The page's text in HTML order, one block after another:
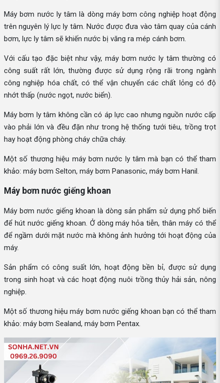
Máy bơm nước ly tâm là dòng máy bơm công nghiệp hoạt động
trên nguyên lý lực ly tâm. Nước được đưa vào tâm quay của cánh
bơm, lực ly tâm sẽ khiến nước bị văng ra mép cánh bơm.
Với cấu tạo đặc biệt như vậy, máy bơm nước ly tâm thường có
công suất rất lớn, thường được sử dụng rộng rãi trong ngành
công nghiệp hóa chất, có thể vận chuyển các chất lỏng có độ
nhớt thấp (nước ngọt, nước biển).
Máy bơm ly tâm không cần có áp lực cao nhưng nguồn nước cấp
vào phải lớn và đều đặn như trong hệ thống tưới tiêu, trồng trọt
hay hoạt động phòng cháy chữa cháy.
Một số thương hiệu máy bơm nước ly tâm mà bạn có thể tham
khảo: máy bơm Selton, máy bơm Panasonic, máy bơm Hanil.
Máy bơm nước giếng khoan
Máy bơm nước giếng khoan là dòng sản phẩm sử dụng phổ biến
để hút nước giếng khoan. Ở dòng máy hỏa tiễn, thân máy có thể
để ngầm dưới mặt nước mà không ảnh hưởng tới hoạt động của
máy.
Sản phẩm có công suất lớn, hoạt động bền bỉ, được sử dụng
trong sinh hoạt và các hoạt động nuôi trồng thủy hải sản, nông
nghiệp.
Một số thương hiệu máy bơm nước giếng khoan bạn có thể tham
khảo: máy bơm Sealand, máy bơm Pentax.